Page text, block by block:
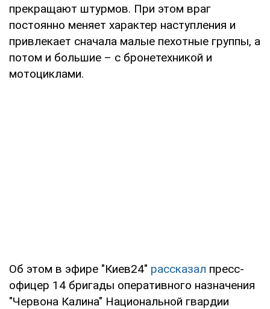
прекращают штурмов. При этом враг
постоянно меняет характер наступления и
привлекает сначала малые пехотные группы, а
потом и большие – с бронетехникой и
мотоциклами.
Об этом в эфире "Киев24" рассказал пресс-
офицер 14 бригады оперативного назначения
"Червона Калина" Национальной гвардии